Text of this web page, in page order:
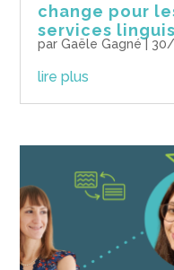
change pour
services
parGaële Gagné|
lire plus